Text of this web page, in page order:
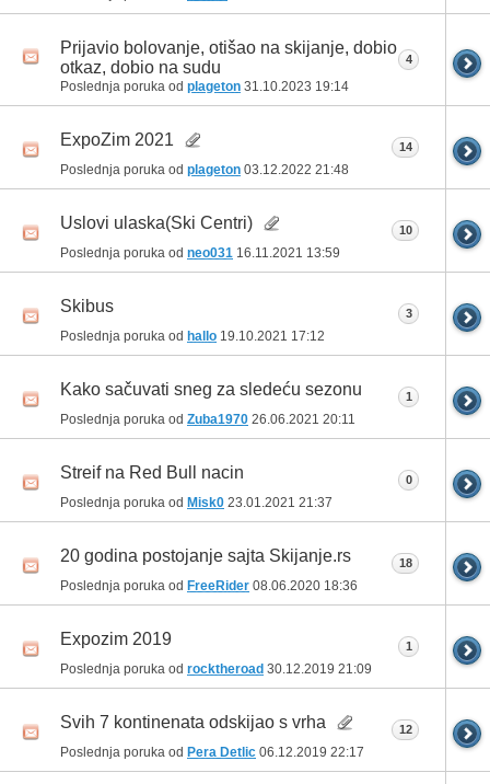
Prijavio bolovanje, otišao na skijanje, dobio
otkaz, dobio na sudu
Poslednja poruka od plageton 31.10.2023 19:14
4
ExpoZim 2021
Poslednja poruka od plageton 03.12.2022 21:48
14
Uslovi ulaska(Ski Centri)
Poslednja poruka od neo031 16.11.2021 13:59
10
Skibus
Poslednja poruka od hallo 19.10.2021 17:12
3
Kako sačuvati sneg za sledeću sezonu
Poslednja poruka od Zuba1970 26.06.2021 20:11
1
Streif na Red Bull nacin
Poslednja poruka od Misk0 23.01.2021 21:37
0
20 godina postojanje sajta Skijanje.rs
Poslednja poruka od FreeRider 08.06.2020 18:36
18
Expozim 2019
Poslednja poruka od rocktheroad 30.12.2019 21:09
1
Svih 7 kontinenata odskijao s vrha
Poslednja poruka od Pera Detlic 06.12.2019 22:17
12